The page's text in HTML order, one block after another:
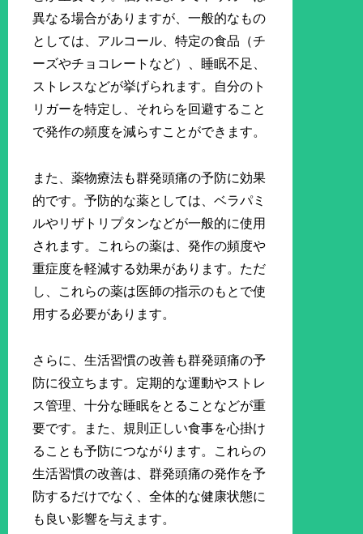
異なる場合がありますが、一般的なもの
としては、アルコール、特定の食品（チ
ーズやチョコレートなど）、睡眠不足、
ストレスなどが挙げられます。自分のト
リガーを特定し、それらを回避すること
で発作の頻度を減らすことができます。
また、薬物療法も群発頭痛の予防に効果
的です。予防的な薬としては、ベラパミ
ルやリザトリプタンなどが一般的に使用
されます。これらの薬は、発作の頻度や
重症度を軽減する効果があります。ただ
し、これらの薬は医師の指示のもとで使
用する必要があります。
さらに、生活習慣の改善も群発頭痛の予
防に役立ちます。定期的な運動やストレ
ス管理、十分な睡眠をとることなどが重
要です。また、規則正しい食事を心掛け
ることも予防につながります。これらの
生活習慣の改善は、群発頭痛の発作を予
防するだけでなく、全体的な健康状態に
も良い影響を与えます。